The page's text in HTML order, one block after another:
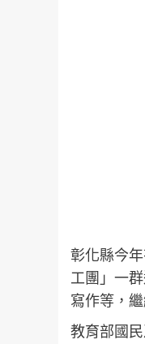
彰化縣今
工團」一
寫作等，
教育部國